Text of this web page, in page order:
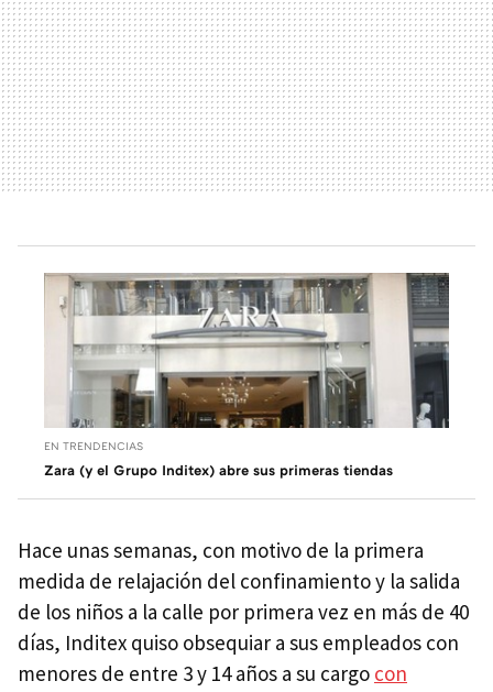
EN TRENDENCIAS
Zara (y el Grupo Inditex) abre sus primeras tiendas
Hace unas semanas, con motivo de la primera
medida de relajación del confinamiento y la salida
de los niños a la calle por primera vez en más de 40
días, Inditex quiso obsequiar a sus empleados con
menores de entre 3 y 14 años a su cargo con